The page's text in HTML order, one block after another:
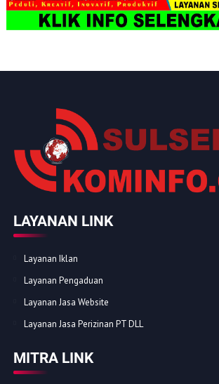
LAYANAN LINK
Layanan Iklan
Layanan Pengaduan
Layanan Jasa Website
Layanan Jasa Perizinan PT DLL
MITRA LINK